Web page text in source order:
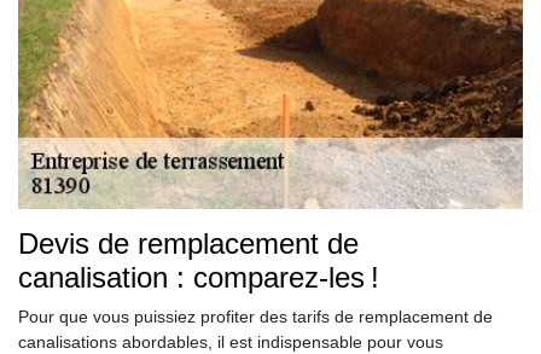
Devis de remplacement de
canalisation : comparez-les !
Pour que vous puissiez profiter des tarifs de remplacement de
canalisations abordables, il est indispensable pour vous